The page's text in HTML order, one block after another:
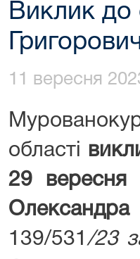
Виклик до
11 вересня
області
29 вересня
Олександра
139/531 /23